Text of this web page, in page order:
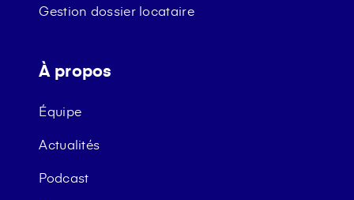
Gestion dossier locataire
À propos
Équipe
Actualités
Podcast